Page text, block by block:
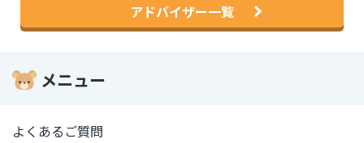
アドバイザー一覧
メニュー
よくあるご質問